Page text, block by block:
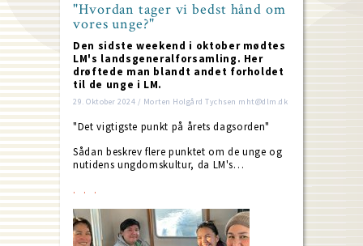
"Hvordan tager vi bedst hånd om
vores unge?"
Den sidste weekend i oktober mødtes
LM's landsgeneralforsamling. Her
drøftede man blandt andet forholdet
til de unge i LM.
29. Oktober 2024 / Morten Holgård Tychsen mht@dlm.dk
"Det vigtigste punkt på årets dagsorden"
Sådan beskrev flere punktet om de unge og
nutidens ungdomskultur, da LM's…